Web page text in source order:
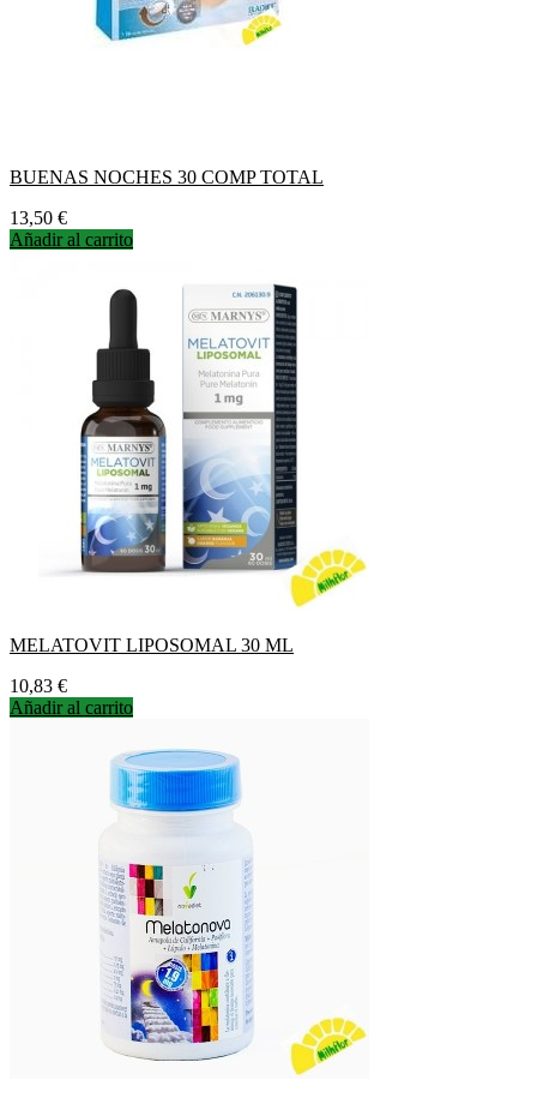
BUENAS NOCHES 30 COMP TOTAL
Precio
13,50 €
Añadir al carrito
MELATOVIT LIPOSOMAL 30 ML
Precio
10,83 €
Añadir al carrito